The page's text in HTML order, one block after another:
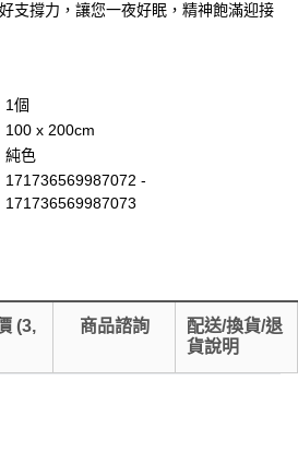
支撐力，讓您一夜好眠，精神飽滿迎接
1個
100 x 200cm
純色
171736569987072 -
171736569987073
(3,
商品諮詢
配送/換貨/退
貨說明